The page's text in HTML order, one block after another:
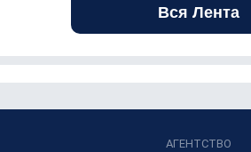
Вся Лента
АГЕНТСТВО